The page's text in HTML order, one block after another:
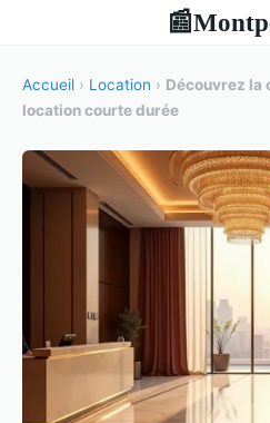
📰
Accueil › Location › Découvrez la
location courte durée